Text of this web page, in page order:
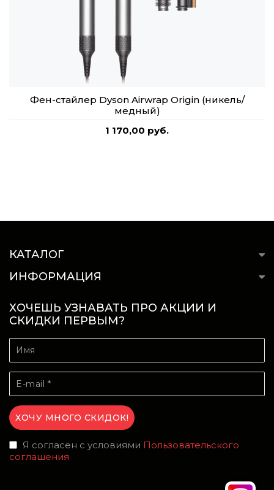
Фен-стайлер Dyson Airwrap Origin (никель/
медный)
1 170,00 руб.
КАТАЛОГ
ИНФОРМАЦИЯ
ХОЧЕШЬ УЗНАВАТЬ ПРО АКЦИИ И
СКИДКИ ПЕРВЫМ?
Я согласен с условиями Пользовательского
соглашения